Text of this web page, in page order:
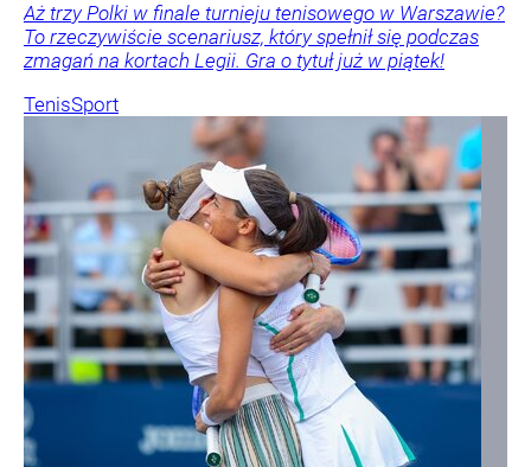
Aż trzy Polki w finale turnieju tenisowego w Warszawie?
To rzeczywiście scenariusz, który spełnił się podczas
zmagań na kortach Legii. Gra o tytuł już w piątek!
TenisSport